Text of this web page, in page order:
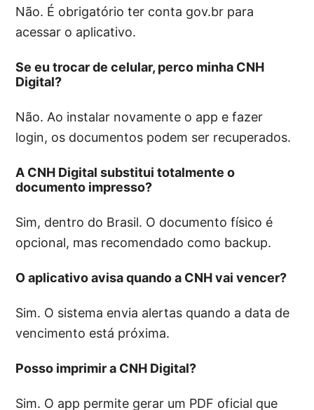
Não. É obrigatório ter conta gov.br para
acessar o aplicativo.
Se eu trocar de celular, perco minha CNH
Digital?
Não. Ao instalar novamente o app e fazer
login, os documentos podem ser recuperados.
A CNH Digital substitui totalmente o
documento impresso?
Sim, dentro do Brasil. O documento físico é
opcional, mas recomendado como backup.
O aplicativo avisa quando a CNH vai vencer?
Sim. O sistema envia alertas quando a data de
vencimento está próxima.
Posso imprimir a CNH Digital?
Sim. O app permite gerar um PDF oficial que